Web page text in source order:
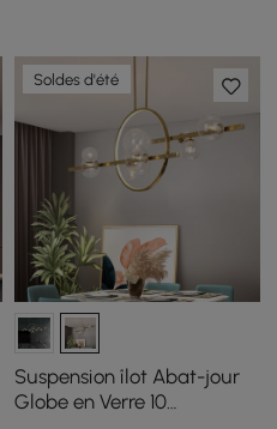
Soldes d'été
Suspension îlot Abat-jour
Globe en Verre 10